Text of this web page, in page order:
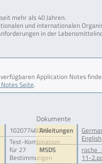
mehr als 40 Jahren.
und internationalen
in der
Application Notes
Seite.
10207748035
Test-Kombination
für 27
Bestimmungen
Dokumente
Anleitungen
English
MSDS
11-